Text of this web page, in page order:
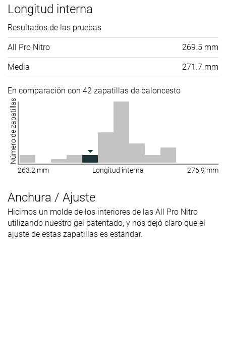
Longitud interna
Resultados de las pruebas
All Pro Nitro 269.5 mm
Media 271.7 mm
En comparación con 42 zapatillas de baloncesto
Número de zapatillas
263.2 mm Longitud interna 276.9 mm
Anchura / Ajuste
Hicimos un molde de los interiores de las All Pro Nitro
utilizando nuestro gel patentado, y nos dejó claro que el
ajuste de estas zapatillas es estándar.